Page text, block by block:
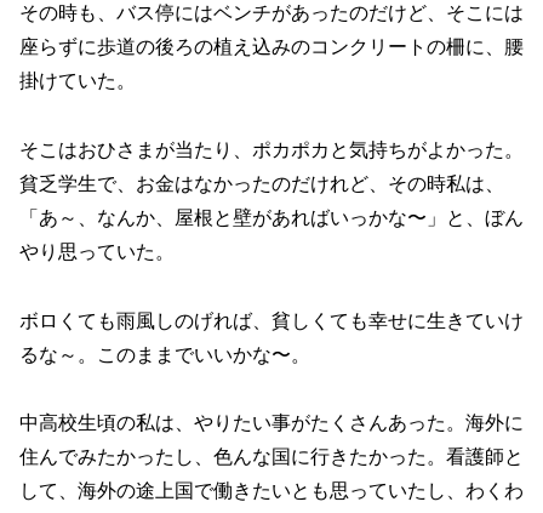
その時も、バス停にはベンチがあったのだけど、そこには
座らずに歩道の後ろの植え込みのコンクリートの柵に、腰
掛けていた。
そこはおひさまが当たり、ポカポカと気持ちがよかった。
貧乏学生で、お金はなかったのだけれど、その時私は、
「あ～、なんか、屋根と壁があればいっかな〜」と、ぼん
やり思っていた。
ボロくても雨風しのげれば、貧しくても幸せに生きていけ
るな～。このままでいいかな〜。
中高校生頃の私は、やりたい事がたくさんあった。海外に
住んでみたかったし、色んな国に行きたかった。看護師と
して、海外の途上国で働きたいとも思っていたし、わくわ